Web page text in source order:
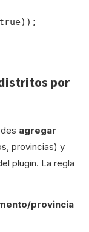
por
agregar
provincias) y
plugin. La regla
provincia